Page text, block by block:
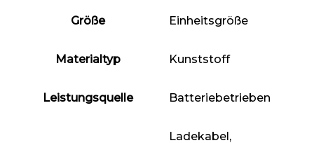
Größe ‎Einheitsgröße
Materialtyp ‎Kunststoff
Leistungsquelle ‎Batteriebetrieben
‎Ladekabel,